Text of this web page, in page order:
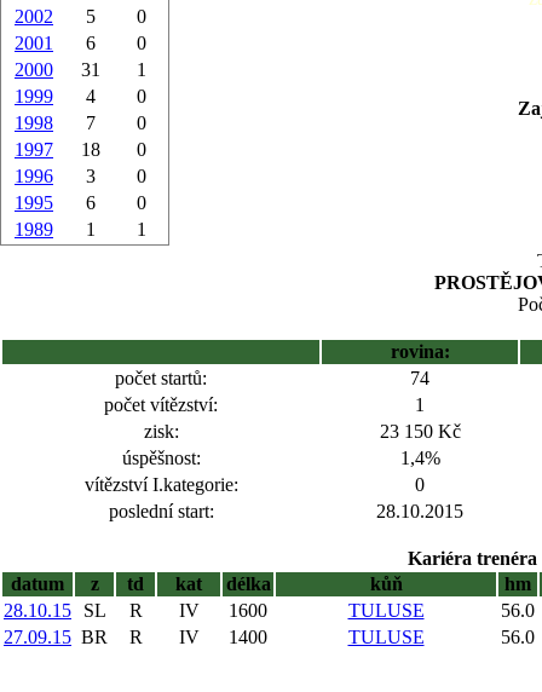
2002
5
0
2001
6
0
2000
31
1
1999
4
0
1998
7
0
1997
18
0
1996
3
0
1995
6
0
1989
1 1
rovina:
počet startů:
74
počet vítězství:
1
zisk:
23 150 Kč
úspěšnost:
1,4%
vítězství I.kategorie:
0
poslední start:
28.10.2015
Kariéra trenéra
datum
z td kat délka kůň
hm
28.10.15
SL R IV 1600 TULUSE
56.0
27.09.15 BR R IV 1400 TULUSE 56.0